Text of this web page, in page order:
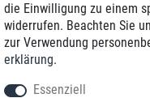
die Einwilligung zu einem
widerrufen. Beachten Sie
zur Verwendung
erklärung.
Essenziell